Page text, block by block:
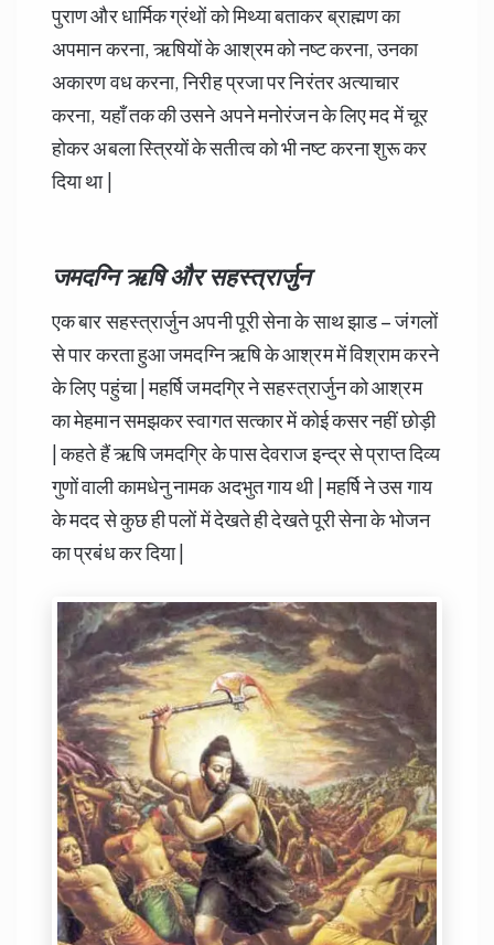
पुराण और धार्मिक ग्रंथों को मिथ्या बताकर ब्राह्मण का
अपमान करना, ऋषियों के आश्रम को नष्ट करना, उनका
अकारण वध करना, निरीह प्रजा पर निरंतर अत्याचार
करना, यहाँ तक की उसने अपने मनोरंजन के लिए मद में चूर
होकर अबला स्त्रियों के सतीत्व को भी नष्ट करना शुरू कर
दिया था |
जमदग्नि ऋषि और सहस्त्रार्जुन
एक बार सहस्त्रार्जुन अपनी पूरी सेना के साथ झाड – जंगलों
से पार करता हुआ जमदग्नि ऋषि के आश्रम में विश्राम करने
के लिए पहुंचा | महर्षि जमदग्रि ने सहस्त्रार्जुन को आश्रम
का मेहमान समझकर स्वागत सत्कार में कोई कसर नहीं छोड़ी
| कहते हैं ऋषि जमदग्रि के पास देवराज इन्द्र से प्राप्त दिव्य
गुणों वाली कामधेनु नामक अदभुत गाय थी | महर्षि ने उस गाय
के मदद से कुछ ही पलों में देखते ही देखते पूरी सेना के भोजन
का प्रबंध कर दिया |